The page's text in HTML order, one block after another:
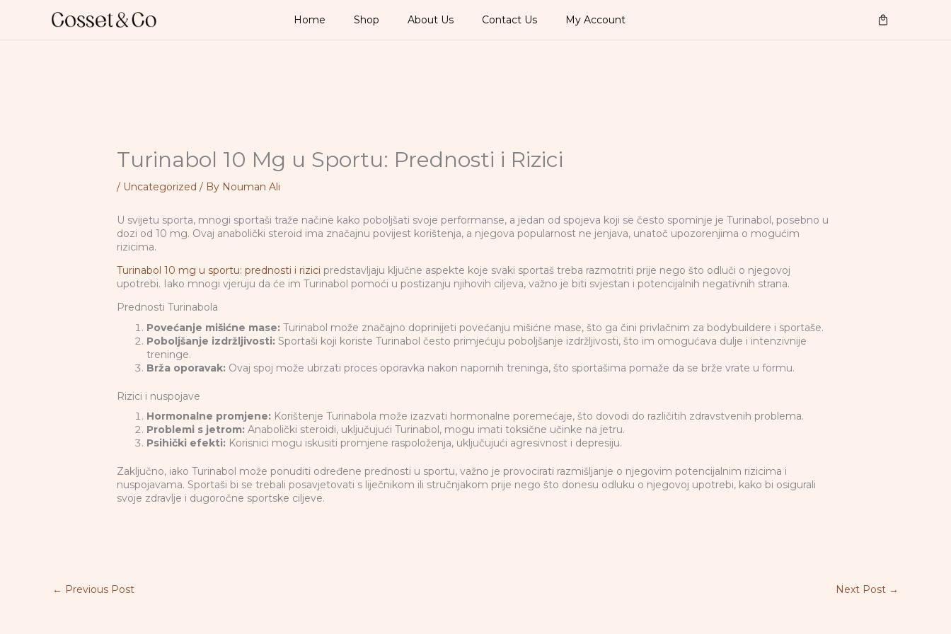
Home Shop About Us Contact Us My Account Cart
Turinabol 10 Mg u Sportu: Prednosti i Rizici
/ Uncategorized / By Nouman Ali
U svijetu sporta, mnogi sportaši traže načine kako poboljšati svoje performanse, a jedan od spojeva koji se često spominje je Turinabol, posebno u
dozi od 10 mg. Ovaj anabolički steroid ima značajnu povijest korištenja, a njegova popularnost ne jenjava, unatoč upozorenjima o mogućim
rizicima.
Turinabol 10 mg u sportu: prednosti i rizici predstavljaju ključne aspekte koje svaki sportaš treba razmotriti prije nego što odluči o njegovoj
upotrebi. Iako mnogi vjeruju da će im Turinabol pomoći u postizanju njihovih ciljeva, važno je biti svjestan i potencijalnih negativnih strana.
Prednosti Turinabola
Povećanje mišićne mase: Turinabol može značajno doprinijeti povećanju mišićne mase, što ga čini privlačnim za bodybuildere i sportaše.
Poboljšanje izdržljivosti: Sportaši koji koriste Turinabol često primjećuju poboljšanje izdržljivosti, što im omogućava dulje i intenzivnije
treninge.
Brža oporavak: Ovaj spoj može ubrzati proces oporavka nakon napornih treninga, što sportašima pomaže da se brže vrate u formu.
Rizici i nuspojave
Hormonalne promjene: Korištenje Turinabola može izazvati hormonalne poremećaje, što dovodi do različitih zdravstvenih problema.
Problemi s jetrom: Anabolički steroidi, uključujući Turinabol, mogu imati toksične učinke na jetru.
Psihički efekti: Korisnici mogu iskusiti promjene raspoloženja, uključujući agresivnost i depresiju.
Zaključno, iako Turinabol može ponuditi određene prednosti u sportu, važno je provocirati razmišljanje o njegovim potencijalnim rizicima i
nuspojavama. Sportaši bi se trebali posavjetovati s liječnikom ili stručnjakom prije nego što donesu odluku o njegovoj upotrebi, kako bi osigurali
svoje zdravlje i dugoročne sportske ciljeve.
← Previous Post Next Post →